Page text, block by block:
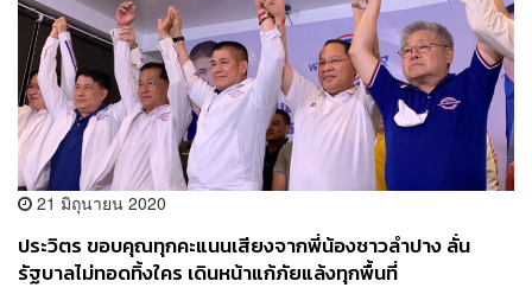
21 มิถุนายน 2020
ประวิตร ขอบคุณทุกคะแนนเสียงจากพี่น้องชาวลำปาง ลั่น
รัฐบาลไม่ทอดทิ้งใคร เดินหน้าแก้ภัยแล้งทุกพื้นที่